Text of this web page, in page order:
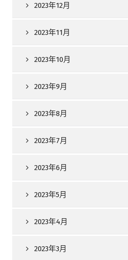
2023年12月
2023年11月
2023年10月
2023年9月
2023年8月
2023年7月
2023年6月
2023年5月
2023年4月
2023年3月